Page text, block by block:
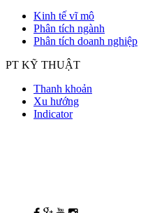
Kinh tế vĩ mô
Phân tích ngành
Phân tích doanh nghiệp
PT KỸ THUẬT
Thanh khoản
Xu hướng
Indicator